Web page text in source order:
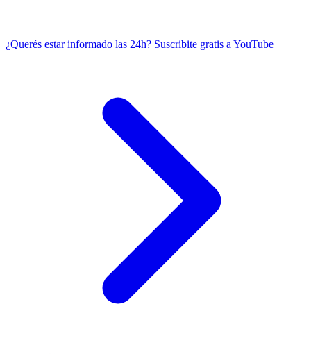
¿Querés estar informado las 24h? Suscribite gratis a YouTube